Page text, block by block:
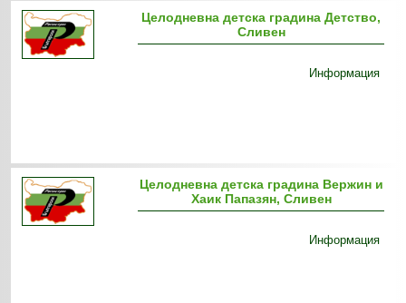
Целодневна детска градина Детство,
Сливен
Информация
Целодневна детска градина Вержин и
Хаик Папазян, Сливен
Информация